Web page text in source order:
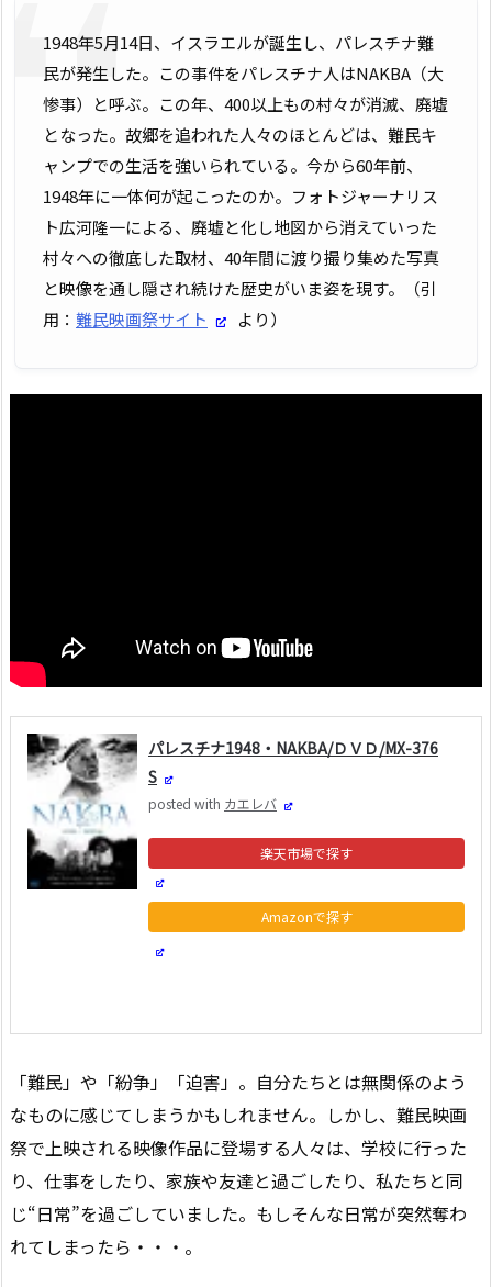
1948年5月14日、イスラエルが誕生し、パレスチナ難
民が発生した。この事件をパレスチナ人はNAKBA（大
惨事）と呼ぶ。この年、400以上もの村々が消滅、廃墟
となった。故郷を追われた人々のほとんどは、難民キ
ャンプでの生活を強いられている。今から60年前、
1948年に一体何が起こったのか。フォトジャーナリス
ト広河隆一による、廃墟と化し地図から消えていった
村々への徹底した取材、40年間に渡り撮り集めた写真
と映像を通し隠され続けた歴史がいま姿を現す。（引
用： 難民映画祭サイト より）
パレスチナ1948・NAKBA/ＤＶＤ/MX-376
S
posted with カエレバ
楽天市場
Amazon
「難民」や「紛争」「迫害」。自分たちとは無関係のよう
なものに感じてしまうかもしれません。しかし、難民映画
祭で上映される映像作品に登場する人々は、学校に行った
り、仕事をしたり、家族や友達と過ごしたり、私たちと同
じ“日常”を過ごしていました。もしそんな日常が突然奪わ
れてしまったら・・・。